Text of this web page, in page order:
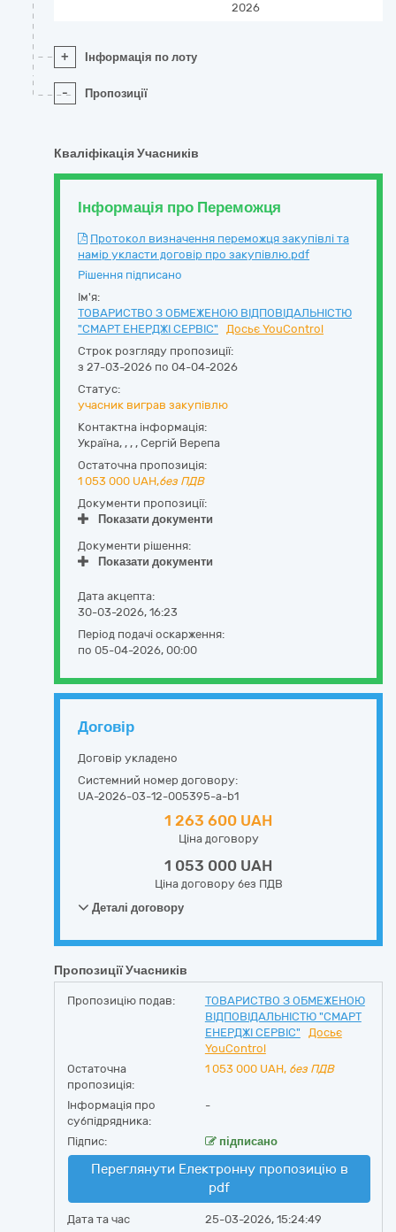
2026
+ Інформація по лоту
- Пропозиції
Кваліфікація Учасників
Інформація про Переможця
Протокол визначення переможця закупівлі та
намір укласти договір про закупівлю.pdf
Рішення підписано
Ім'я:
ТОВАРИСТВО З ОБМЕЖЕНОЮ ВІДПОВІДАЛЬНІСТЮ
"СМАРТ ЕНЕРДЖІ СЕРВІС"
Досьє YouControl
Строк розгляду пропозиції:
з 27-03-2026 по 04-04-2026
Статус:
учасник виграв закупівлю
Контактна інформація:
Україна, , , , Сергій Верепа
Остаточна пропозиція:
1 053 000 UAH,без ПДВ
Документи пропозиції:
Показати документи
Документи рішення:
Показати документи
Дата акцепта:
30-03-2026, 16:23
Період подачі оскарження:
по 05-04-2026, 00:00
Договір
Договір укладено
Системний номер договору:
UA-2026-03-12-005395-a-b1
1 263 600 UAH
Ціна договору
1 053 000 UAH
Ціна договору без ПДВ
Деталі договору
Пропозиції Учасників
Пропозицію подав:
ТОВАРИСТВО З ОБМЕЖЕНОЮ
ВІДПОВІДАЛЬНІСТЮ "СМАРТ
ЕНЕРДЖІ СЕРВІС"
Досьє
YouControl
Остаточна
пропозиція:
1 053 000 UAH, без ПДВ
Інформація про
субпідрядника:
-
Підпис: підписано
Переглянути Електронну пропозицію в
pdf
Дата та час
25-03-2026, 15:24:49